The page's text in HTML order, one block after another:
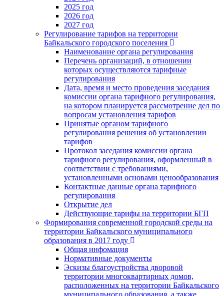
2025 год
2026 год
2027 год
Регулирование тарифов на территории
Байкальского городского поселения
Наименование органа регулирования
Перечень организаций, в отношении
которых осуществляются тарифные
регулирования
Дата, время и место проведения заседания
комиссии органа тарифного регулирования,
на котором планируется рассмотрение дел по
вопросам установления тарифов
Принятые органом тарифного
регулирования решения об установлении
тарифов
Протокол заседания комиссии органа
тарифного регулирования, оформленный в
соответствии с требованиями,
установленными основами ценообразования
Контактные данные органа тарифного
регулирования
Открытие дел
Действующие тарифы на территории БГП
Формирования современной городской среды на
территории Байкальского муниципального
образования в 2017 году
Общая инфомация
Нормативные документы
Эскизы благоустройства дворовой
территории многоквартирных домов,
расположенных на территории Байкальского
муниципального образования, а также